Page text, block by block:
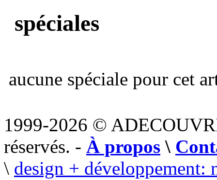
spéciales
aucune spéciale pour cet
1999-2026 ©
réservés. - À propos \
\ design + développement: